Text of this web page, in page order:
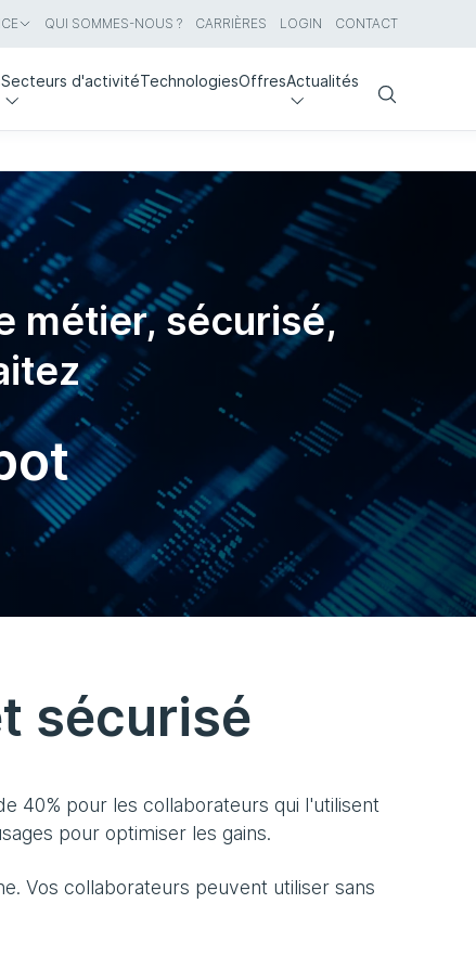
QUI SOMMES-NOUS ? CARRIÈRES LOGIN CONTACT
Secteurs d'activitéTechnologiesOffresActualités
Search
métier, sécurisé,
sécurisé
40% pour les collaborateurs qui l'utilisent
pour optimiser les gains.
Vos collaborateurs peuvent utiliser sans